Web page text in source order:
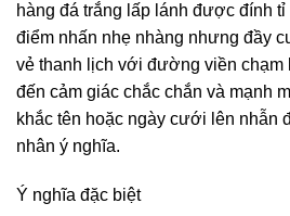
hàng đá trắng lấp lánh được đính tỉ
điểm nhấn nhẹ nhàng nhưng đầy
vẻ thanh lịch với đường viền chạm
đến cảm giác chắc chắn và mạnh
khắc tên hoặc ngày cưới lên nhẫn
nhân ý nghĩa.
Ý nghĩa đặc biệt